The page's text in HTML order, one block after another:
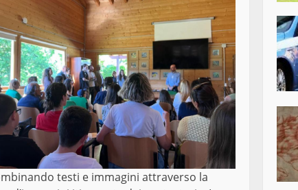
testi e immagini attraverso la